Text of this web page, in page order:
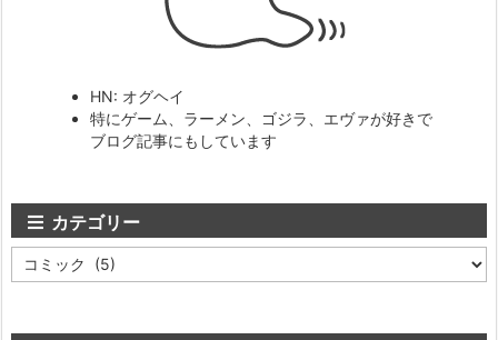
HN: オグヘイ
特にゲーム、ラーメン、ゴジラ、エヴァが好きで
ブログ記事にもしています
カテゴリー
カ
テ